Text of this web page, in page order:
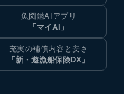
魚図鑑AIアプリ
「マイAI」
充実の補償内容と安さ
「新・遊漁船保険DX」